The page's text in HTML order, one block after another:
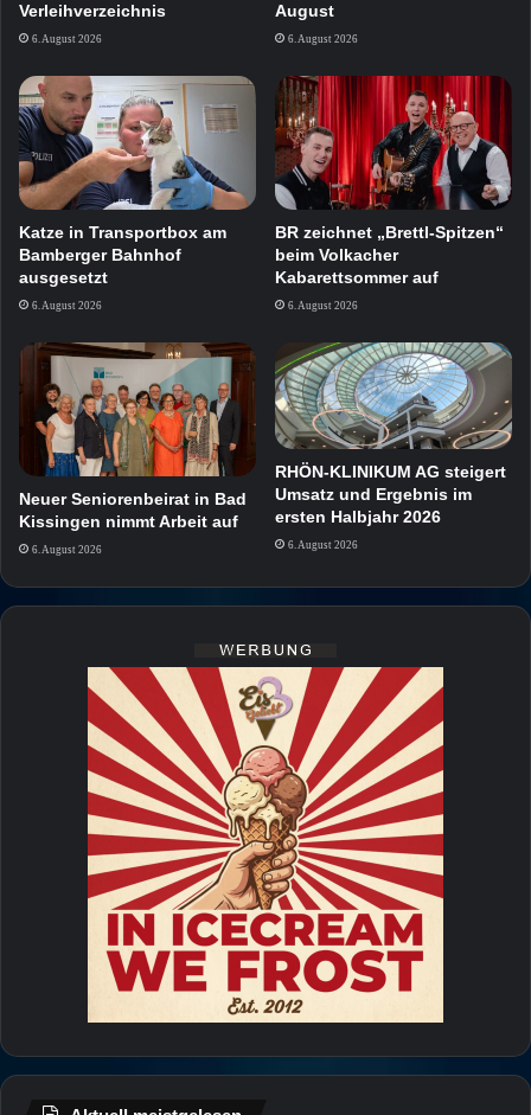
Verleihverzeichnis
6. August 2026
August
6. August 2026
Katze in Transportbox am
Bamberger Bahnhof
ausgesetzt
6. August 2026
BR zeichnet „Brettl-Spitzen“
beim Volkacher
Kabarettsommer auf
6. August 2026
Neuer Seniorenbeirat in Bad
Kissingen nimmt Arbeit auf
6. August 2026
RHÖN-KLINIKUM AG steigert
Umsatz und Ergebnis im
ersten Halbjahr 2026
6. August 2026